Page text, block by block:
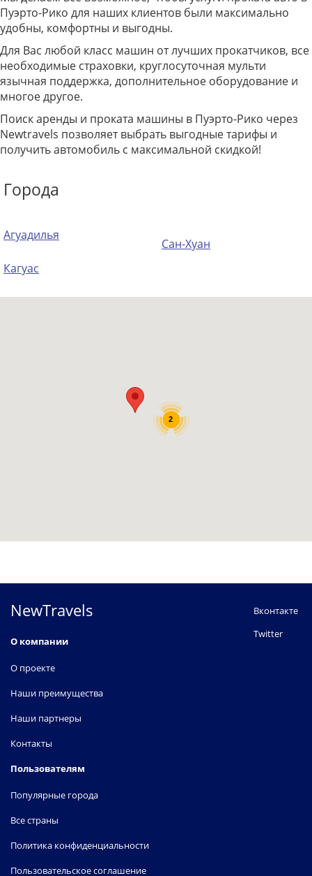
Пуэрто-Рико для наших клиентов были максимально
удобны, комфортны и выгодны.
Для Вас любой класс машин от лучших прокатчиков, все
необходимые страховки, круглосуточная мульти
язычная поддержка, дополнительное оборудование и
многое другое.
Поиск аренды и проката машины в Пуэрто-Рико через
Newtravels позволяет выбрать выгодные тарифы и
получить автомобиль с максимальной скидкой!
Города
Агуадилья
Кагуас
Сан-Хуан
2
NewTravels
О компании
О проекте
Наши преимущества
Наши партнеры
Контакты
Пользователям
Популярные города
Все страны
Политика конфиденциальности
Пользовательское соглашение
Вконтакте
Twitter